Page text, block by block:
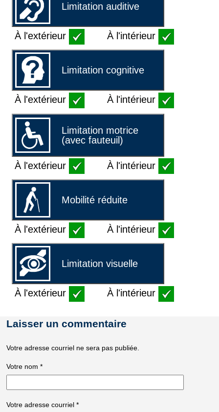
Limitation auditive
À l'extérieur À l'intérieur
Limitation cognitive
À l'extérieur À l'intérieur
Limitation motrice
(avec fauteuil)
À l'extérieur À l'intérieur
Mobilité réduite
À l'extérieur À l'intérieur
Limitation visuelle
À l'extérieur À l'intérieur
Laisser un commentaire
Votre adresse courriel ne sera pas publiée.
Votre nom *
Votre adresse courriel *